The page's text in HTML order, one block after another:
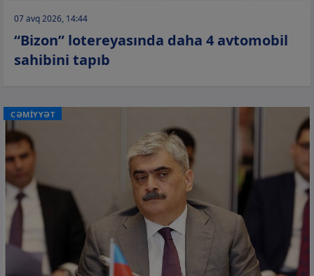
07 avq 2026, 14:44
“Bizon” lotereyasında daha 4 avtomobil
sahibini tapıb
CƏMİYYƏT